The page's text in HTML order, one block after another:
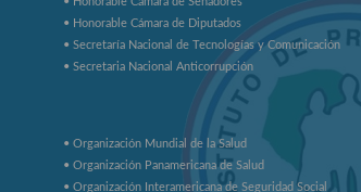
• Honorable Cámara de Diputados
• Secretaría Nacional de Tecnologías y Comunicación
• Secretaria Nacional Anticorrupción
• Organización Mundial de la Salud
• Organización Panamericana de Salud
• Organización Interamericana de Seguridad Social